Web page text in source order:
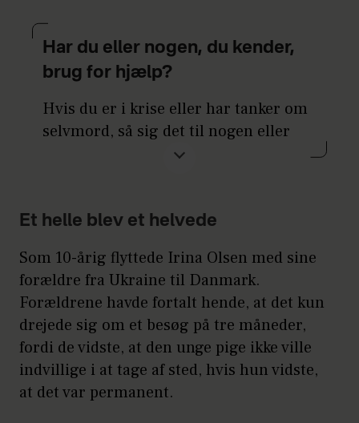
Har du eller nogen, du kender,
brug for hjælp?
Hvis du er i krise eller har tanker om
selvmord, så sig det til nogen eller
.
alle årets dage fra kl. 11-05
Du kan også kontakte Livslinien, hvis
du er pårørende eller efterladt til
selvmord.
Et helle blev et helvede
Som 10-årig flyttede Irina Olsen med sine
forældre fra Ukraine til Danmark.
Forældrene havde fortalt hende, at det kun
drejede sig om et besøg på tre måneder,
fordi de vidste, at den unge pige ikke ville
indvillige i at tage af sted, hvis hun vidste,
at det var permanent.